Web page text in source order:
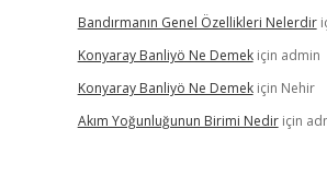
Bandırmanın Genel Özellikleri Nelerdir
Konyaray Banliyö Ne Demekiçin admin
Konyaray Banliyö Ne Demekiçin Nehir
Akım Yoğunluğunun Birimi Nediriçin